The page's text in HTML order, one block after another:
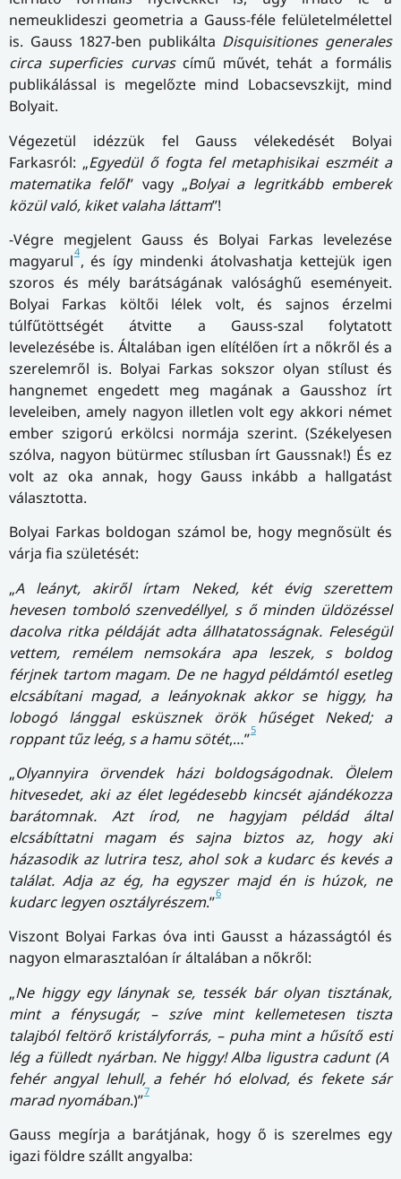
nemeuklideszi geometria a Gauss-féle felületelmélettel
is. Gauss 1827-ben publikálta Disquisitiones generales
circa superficies curvascímű művét, tehát a formális
publikálással is megelőzte mind Lobacsevszkijt, mind
Bolyait.
Végezetül idézzük fel Gauss vélekedését Bolyai
Farkasról: „Egyedül ő fogta fel metaphisikai eszméit a
matematika felől” vagy „Bolyai a legritkább emberek
közül való, kiket valaha láttam”!
-Végre megjelent Gauss és Bolyai Farkas levelezése
magyarul4, és így mindenki átolvashatja kettejük igen
szoros és mély barátságának valósághű eseményeit.
Bolyai Farkas költői lélek volt, és sajnos érzelmi
túlfűtöttségét átvitte a Gauss-szal folytatott
levelezésébe is. Általában igen elítélően írt a nőkről és a
szerelemről is. Bolyai Farkas sokszor olyan stílust és
hangnemet engedett meg magának a Gausshoz írt
leveleiben, amely nagyon illetlen volt egy akkori német
ember szigorú erkölcsi normája szerint. (Székelyesen
szólva, nagyon bütürmec stílusban írt Gaussnak!) És ez
volt az oka annak, hogy Gauss inkább a hallgatást
választotta.
Bolyai Farkas boldogan számol be, hogy megnősült és
várja fia születését:
„A leányt, akiről írtam Neked, két évig szerettem
hevesen tomboló szenvedéllyel, s ő minden üldözéssel
dacolva ritka példáját adta állhatatosságnak. Feleségül
vettem, remélem nemsokára apa leszek, s boldog
férjnek tartom magam. De ne hagyd példámtól esetleg
elcsábítani magad, a leányoknak akkor se higgy, ha
lobogó lánggal esküsznek örök hűséget Neked; a
roppant tűz leég, s a hamu sötét,…”5
„Olyannyira örvendek házi boldogságodnak. Ölelem
hitvesedet, aki az élet legédesebb kincsét ajándékozza
barátomnak. Azt írod, ne hagyjam példád által
elcsábíttatni magam és sajna biztos az, hogy aki
házasodik az lutrira tesz, ahol sok a kudarc és kevés a
találat. Adja az ég, ha egyszer majd én is húzok, ne
kudarc legyen osztályrészem.”6
Viszont Bolyai Farkas óva inti Gausst a házasságtól és
nagyon elmarasztalóan ír általában a nőkről:
„Ne higgy egy lánynak se, tessék bár olyan tisztának,
mint a fénysugár, – szíve mint kellemetesen tiszta
talajból feltörő kristályforrás, – puha mint a hűsítő esti
lég a fülledt nyárban. Ne higgy! Alba ligustra cadunt (A
fehér angyal lehull, a fehér hó elolvad, és fekete sár
marad nyomában.)”7
Gauss megírja a barátjának, hogy ő is szerelmes egy
igazi földre szállt angyalba: